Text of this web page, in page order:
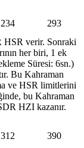
234
293
HSR verir. Sonraki
her biri, 1 ek
Süresi: 6sn.)
Bu Kahraman
ve HSR limitlerini
bu Kahraman
HZI kazanır.
312
390